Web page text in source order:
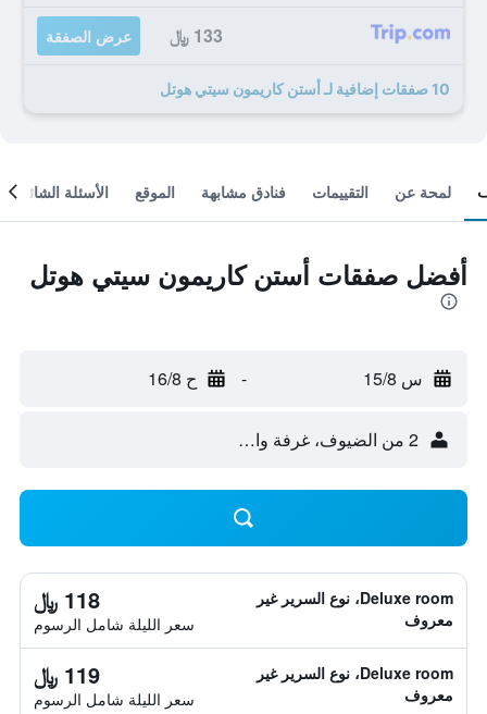
133 ﷼ عرض الصفقة
10 صفقات إضافية لـ أستن كاريمون سيتي هوتل
لمحة عن التقييمات فنادق مشابهة الموقع الأسئلة الشائعة
أفضل صفقات أستن كاريمون سيتي هوتل
س 15/8 - ح 16/8
2 من الضيوف، غرفة واحدة
Deluxe room، نوع السرير غير
معروف
118 ﷼
سعر الليلة شامل الرسوم
Deluxe room، نوع السرير غير
معروف
119 ﷼
سعر الليلة شامل الرسوم